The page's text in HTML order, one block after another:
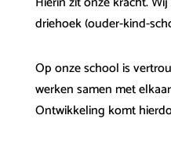
driehoek (ouder-kind-
Op onze school is
werken samen met
Ontwikkeling komt